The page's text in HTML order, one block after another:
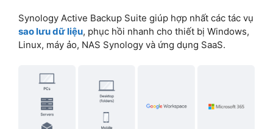
Synology Active Backup Suite giúp hợp nhất các tác vụ
sao lưu dữ liệu, phục hồi nhanh cho thiết bị Windows,
Linux, máy ảo, NAS Synology và ứng dụng SaaS.